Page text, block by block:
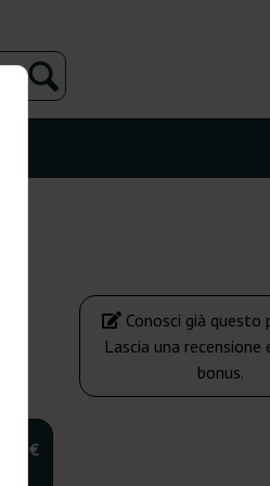
€
Conosci già questo
Lascia una recensione
bonus.